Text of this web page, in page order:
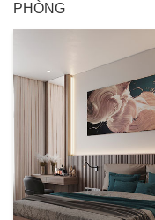
PHÒNG